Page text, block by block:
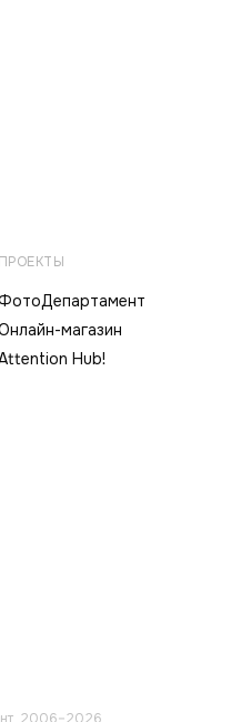
ПРОЕКТЫ
магазин
Hub!